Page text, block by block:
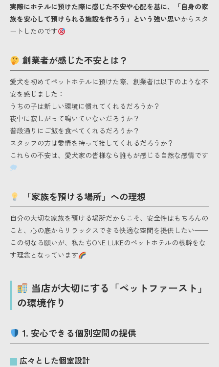
実際にホテルに預けた際に感じた不安や心配を基に、「自身の家
族を安心して預けられる施設を作ろう」という強い思いからスタ
ートしたのです
創業者が感じた不安とは？
愛犬を初めてペットホテルに預けた際、創業者は以下のような不
安を感じました：
うちの子は新しい環境に慣れてくれるだろうか？
夜中に寂しがって鳴いていないだろうか？
普段通りにご飯を食べてくれるだろうか？
スタッフの方は愛情を持って接してくれるだろうか？
これらの不安は、愛犬家の皆様なら誰もが感じる自然な感情です
「家族を預ける場所」への理想
自分の大切な家族を預ける場所だからこそ、安全性はもちろんの
こと、心の底からリラックスできる快適な空間を提供したい——
この切なる願いが、私たちONE LUKEのペットホテルの根幹をな
す理念となっています
当店が大切にする「ペットファースト」
の環境作り
1. 安心できる個別空間の提供
広々とした個室設計